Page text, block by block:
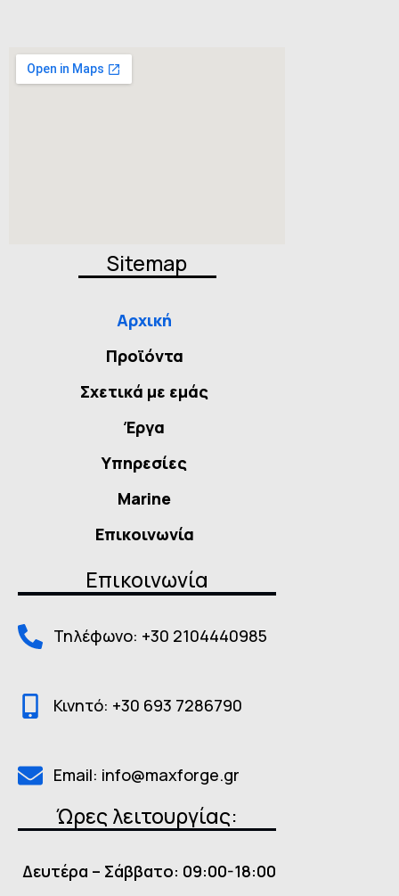
Sitemap
Αρχική
Προϊόντα
Σχετικά με εμάς
Έργα
Υπηρεσίες
Marine
Επικοινωνία
Επικοινωνία
Τηλέφωνο: +30 2104440985
Κινητό: +30 693 7286790
Email: info@maxforge.gr
Ώρες λειτουργίας:
Δευτέρα – Σάββατο: 09:00-18:00